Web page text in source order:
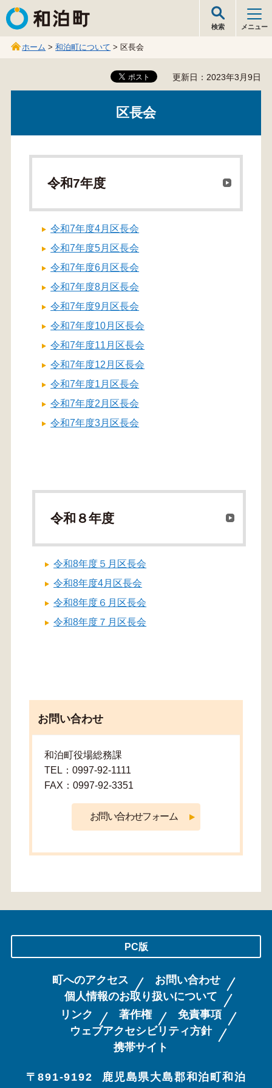
和泊町
検索 メニュー
ホーム >和泊町について > 区長会
更新日：2023年3月9日
区長会
令和7年度
令和7年度4月区長会
令和7年度5月区長会
令和7年度6月区長会
令和7年度8月区長会
令和7年度9月区長会
令和7年度10月区長会
令和7年度11月区長会
令和7年度12月区長会
令和7年度1月区長会
令和7年度2月区長会
令和7年度3月区長会
令和８年度
令和8年度５月区長会
令和8年度4月区長会
令和8年度６月区長会
令和8年度７月区長会
お問い合わせ
和泊町役場総務課
TEL：0997-92-1111
FAX：0997-92-3351
PC版
町へのアクセス
お問い合わせ
個人情報のお取り扱いについて
リンク
著作権
免責事項
ウェブアクセシビリティ方針
携帯サイト
〒891-9192 鹿児島県大島郡和泊町和泊